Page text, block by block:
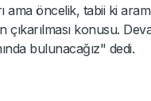
ama öncelik, tabii ki
çıkarılması konusu.
bulunacağız" dedi.